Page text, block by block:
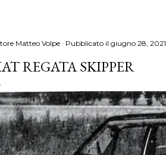
Matteo Volpe Pubblicato il giugno 28, 2021
REGATA SKIPPER